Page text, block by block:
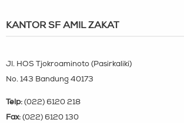
KANTOR SF AMIL ZAKAT
Jl. HOS Tjokroaminoto (Pasirkaliki)
No. 143 Bandung 40173
Telp: (022) 6120 218
Fax: (022) 6120 130